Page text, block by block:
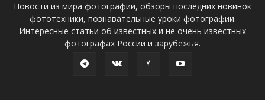
Новости из мира фотографии, обзоры последних новинок
фототехники, познавательные уроки фотографии.
Интересные статьи об известных и не очень известных
фотографах России и зарубежья.